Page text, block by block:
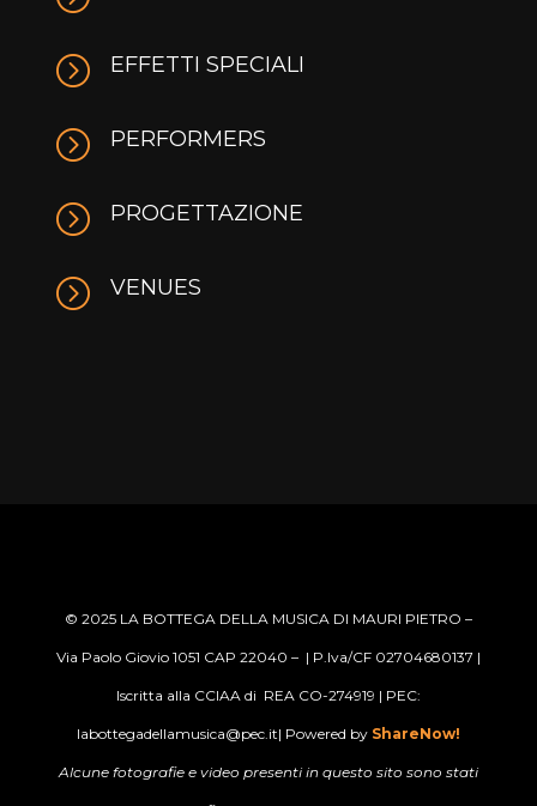
= EFFETTI SPECIALI
= PERFORMERS
= PROGETTAZIONE
= VENUES
© 2025 LA BOTTEGA DELLA MUSICA DI MAURI PIETRO –
Via Paolo Giovio 1051 CAP 22040 – | P.Iva/CF 02704680137 |
Iscritta alla CCIAA di REA CO-274919 | PEC:
labottegadellamusica@pec.it| Powered by ShareNow!
Alcune fotografie e video presenti in questo sito sono stati